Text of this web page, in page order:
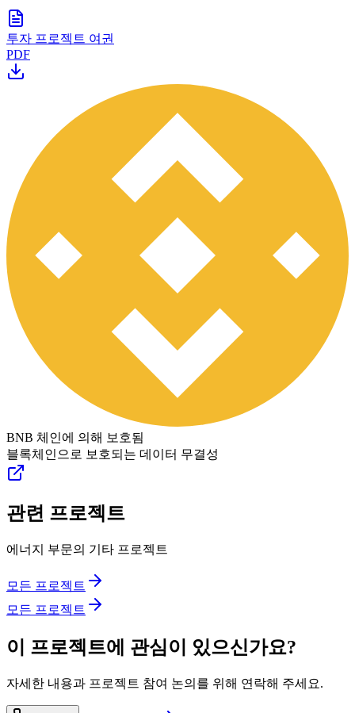
투자 프로젝트 여권
PDF
BNB 체인에 의해 보호됨
블록체인으로 보호되는 데이터 무결성
관련 프로젝트
에너지 부문의 기타 프로젝트
모든 프로젝트
모든 프로젝트
이 프로젝트에 관심이 있으신가요?
자세한 내용과 프로젝트 참여 논의를 위해 연락해 주세요.